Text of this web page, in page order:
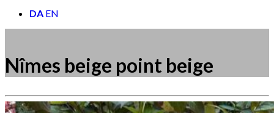
DA EN
Nîmes beige point beige
Måske kunne nogle af disse produkter have din